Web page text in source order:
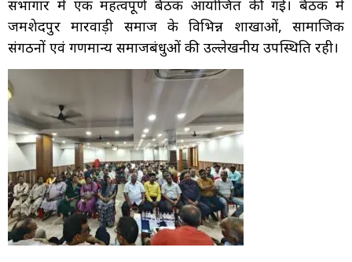
सभागार में एक महत्वपूर्ण बैठक आयोजित की गई। बैठक में
जमशेदपुर मारवाड़ी समाज के विभिन्न शाखाओं, सामाजिक
संगठनों एवं गणमान्य समाजबंधुओं की उल्लेखनीय उपस्थिति रही।